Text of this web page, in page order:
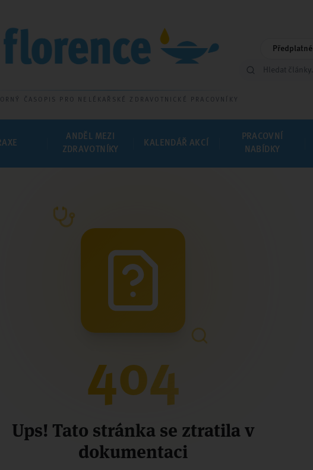
ČASOPIS PRO NELÉKAŘSKÉ ZDRAVOTNICKÉ PRACOVNÍKY
Předplatné
ANDĚL MEZI
ZDRAVOTNÍKY
KALENDÁŘ AKCÍ
PRACOVNÍ
NABÍDKY
404
Ups! Tato stránka se ztratila v
dokumentaci